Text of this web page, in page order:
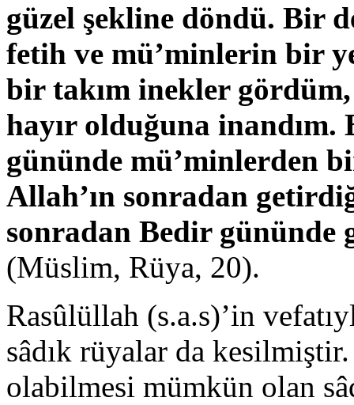
güzel şekline döndü. Bir
fetih ve mü’minlerin bir
bir takım inekler
hayır olduğuna
gününde mü’minlerden
Allah’ın sonradan
sonradan Bedir gününde
(Müslim, Rüya, 20).
Rasûlüllah (s.a.s)’in
sâdık rüyalar da
olabilmesi mümkün olan